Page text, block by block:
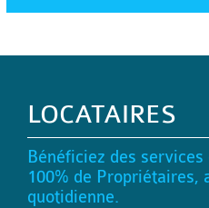
LOCATAIRES
Bénéficiez des
100% de Propriétaires,
quotidienne.